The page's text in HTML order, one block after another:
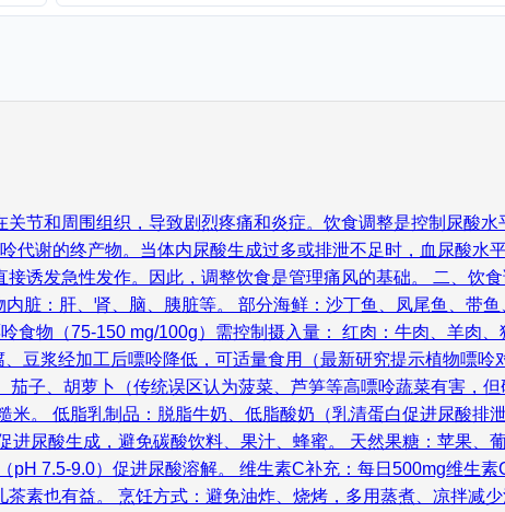
节和周围组织，导致剧烈疼痛和炎症。饮食调整是控制尿酸
代谢的终产物。当体内尿酸生成过多或排泄不足时，血尿酸水
诱发急性发作。因此，调整饮食是管理痛风的基础。 二、饮
脏：肝、肾、脑、胰脏等。 部分海鲜：沙丁鱼、凤尾鱼、带
食物（75-150 mg/100g）需控制摄入量： 红肉：牛肉、羊肉
豆浆经加工后嘌呤降低，可适量食用（最新研究提示植物嘌
子、胡萝卜（传统误区认为菠菜、芦笋等高嘌呤蔬菜有害，
米。 低脂乳制品：脱脂牛奶、低脂酸奶（乳清蛋白促进尿酸排
尿酸生成，避免碳酸饮料、果汁、蜂蜜。 天然果糖：苹果
7.5-9.0）促进尿酸溶解。 维生素C补充：每日500mg维生
素也有益。 烹饪方式：避免油炸、烧烤，多用蒸煮、凉拌减